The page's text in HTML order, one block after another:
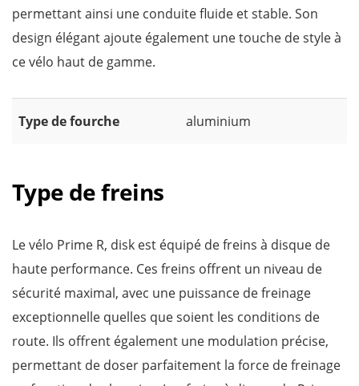
permettant ainsi une conduite fluide et stable. Son
design élégant ajoute également une touche de style à
ce vélo haut de gamme.
Type de fourche aluminium
Type de freins
Le vélo Prime R, disk est équipé de freins à disque de
haute performance. Ces freins offrent un niveau de
sécurité maximal, avec une puissance de freinage
exceptionnelle quelles que soient les conditions de
route. Ils offrent également une modulation précise,
permettant de doser parfaitement la force de freinage